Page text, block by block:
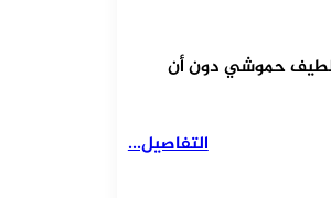
حموشي دون أن
التفاصيل...